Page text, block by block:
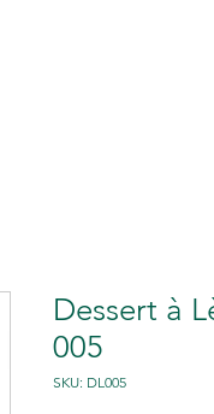
Dessert à
005
SKU: DL005